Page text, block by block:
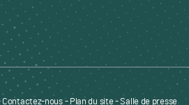
Contactez-nous- Plan du site-Salle de presse